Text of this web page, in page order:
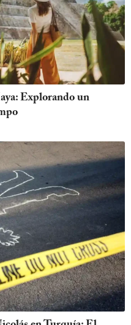
Explorando un